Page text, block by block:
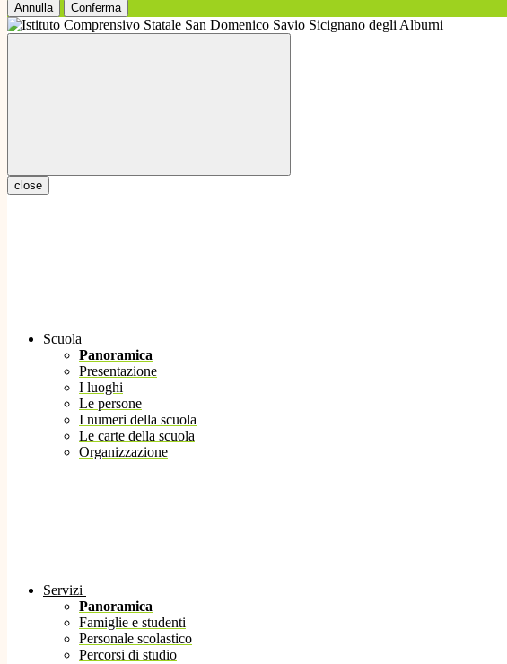
Annulla Conferma
close
Scuola
Panoramica
Presentazione
I luoghi
Le persone
I numeri della scuola
Le carte della scuola
Organizzazione
Servizi
Panoramica
Famiglie e studenti
Personale scolastico
Percorsi di studio